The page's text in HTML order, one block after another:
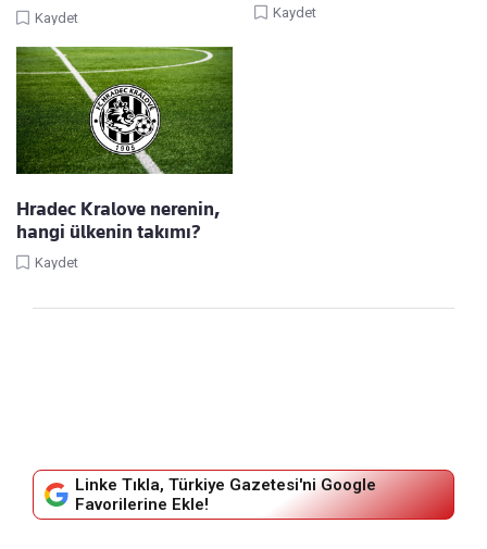
Kaydet Kaydet
Hradec Kralove nerenin,
hangi ülkenin takımı?
Kaydet
Linke Tıkla, Türkiye Gazetesi'ni Google
Favorilerine Ekle!